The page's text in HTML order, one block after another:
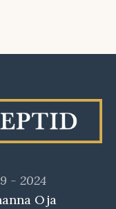
- 2024
Oja